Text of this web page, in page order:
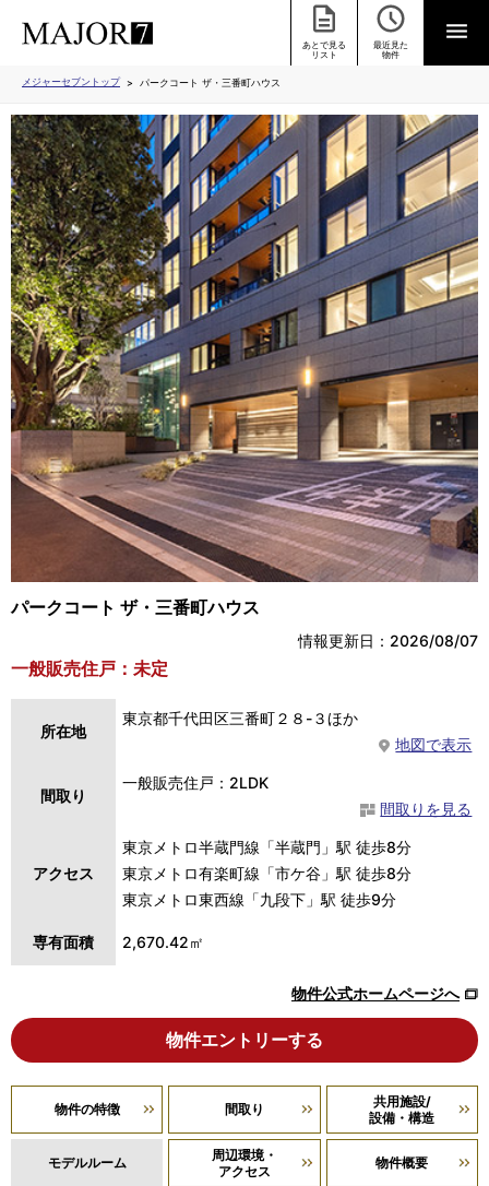
あとで見る
リスト
最近見た
物件
メジャーセブントップ パークコート ザ・三番町ハウス
パークコート ザ・三番町ハウス
情報更新日：2026/08/07
一般販売住戸：未定
所在地
東京都千代田区三番町２８-３ほか
地図で表示
間取り
一般販売住戸：2LDK
間取りを見る
アクセス
東京メトロ半蔵門線「半蔵門」駅 徒歩8分
東京メトロ有楽町線「市ケ谷」駅 徒歩8分
東京メトロ東西線「九段下」駅 徒歩9分
専有面積 2,670.42㎡
物件公式ホームページへ
物件エントリーする
物件の特徴 間取り
共用施設/
設備・構造
モデルルーム
周辺環境・
アクセス
物件概要